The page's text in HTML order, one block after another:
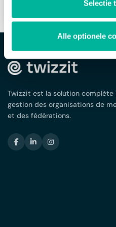
Selectie
Alle optionele
Twizzit est la solution complète
gestion des organisations de
et des fédérations.